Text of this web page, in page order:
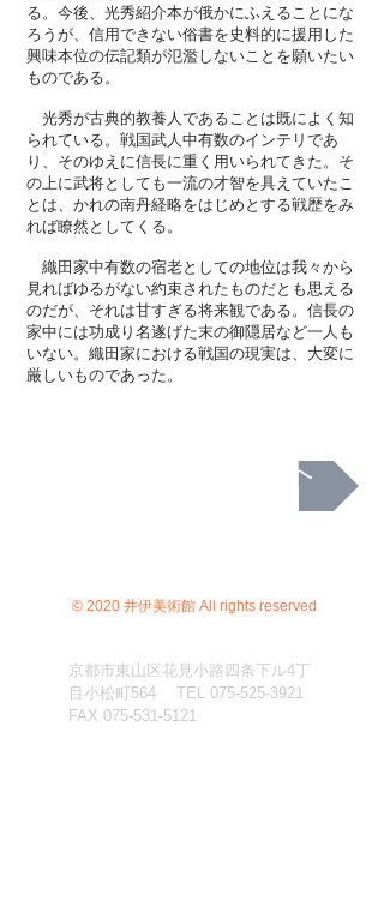
る。今後、光秀紹介本が俄かにふえることにな
ろうが、信用できない俗書を史料的に援用した
興味本位の伝記類が氾濫しないことを願いたい
ものである。
光秀が古典的教養人であることは既によく知
られている。戦国武人中有数のインテリであ
り、そのゆえに信長に重く用いられてきた。そ
の上に武将としても一流の才智を具えていたこ
とは、かれの南丹経略をはじめとする戦歴をみ
れば瞭然としてくる。
織田家中有数の宿老としての地位は我々から
見ればゆるがない約束されたものだとも思える
のだが、それは甘すぎる将来観である。信長の
家中には功成り名遂げた末の御隠居など一人も
いない。織田家における戦国の現実は、大変に
厳しいものであった。
次へ
© 2020 井伊美術館 All rights reserved
京都市東山区花見小路四条下ル4丁
目小松町564 TEL 075-525-3921
FAX 075-531-5121